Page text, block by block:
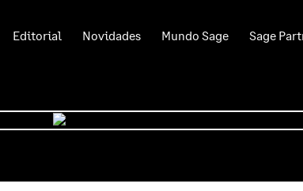
Editorial Novidades Mundo Sage Sage